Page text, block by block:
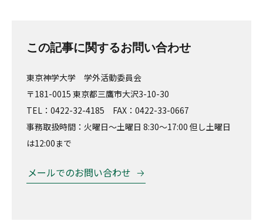
この記事に関するお問い合わせ
東京神学大学 学外活動委員会
〒181-0015 東京都三鷹市大沢3-10-30
TEL：0422-32-4185 FAX：0422-33-0667
事務取扱時間：火曜日～土曜日 8:30～17:00 但し土曜日
は12:00まで
メールでのお問い合わせ